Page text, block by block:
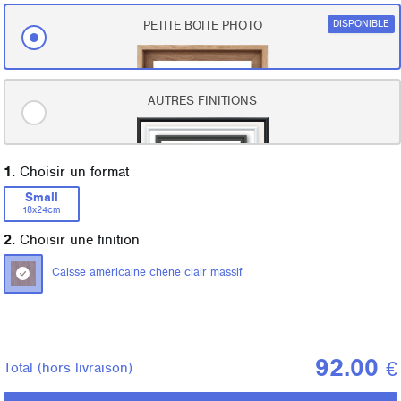
PETITE BOITE PHOTO DISPONIBLE
AUTRES FINITIONS
1. Choisir un format
Small
18x24cm
2. Choisir une finition
Caisse américaine chêne clair massif
Total (hors livraison) 92.00 €